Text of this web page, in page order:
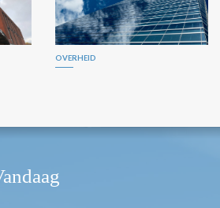
OVERHEID